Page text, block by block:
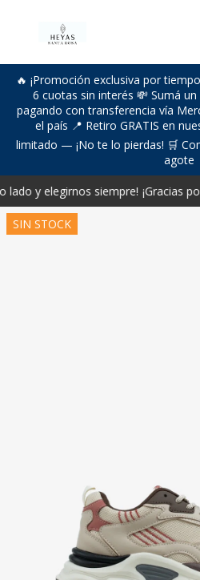
🔥 ¡Promoción exclusiva por
6 cuotas sin interés 💸 Sumá
pagando con transferencia vía
el país 📍 Retiro GRATIS en
limitado — ¡No te lo pierdas! 🛒
agote
lado y elegirnos siempre! ¡Gracias
SIN STOCK